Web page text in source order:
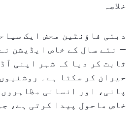
خلاصہ
دبئی فاؤنٹین محض ایک
— نئے سال کے خاص ایڈیشن
ثابت کر دیا کہ شہر اپنی
حیران کر سکتا ہے۔
پانی، اور انسانی
خاص ماحول پیدا کرتی ہے،